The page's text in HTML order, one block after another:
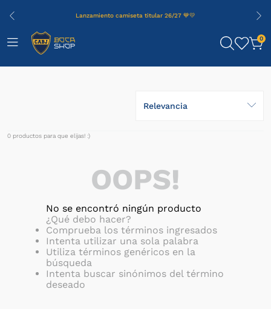
Lanzamiento camiseta titular 26/27 💙💛
0
Relevancia
0 productos
OOPS!
No se encontró ningún producto
¿Qué debo hacer?
Comprueba los términos ingresados
Intenta utilizar una sola palabra
Utiliza términos genéricos en la
búsqueda
Intenta buscar sinónimos del término
deseado